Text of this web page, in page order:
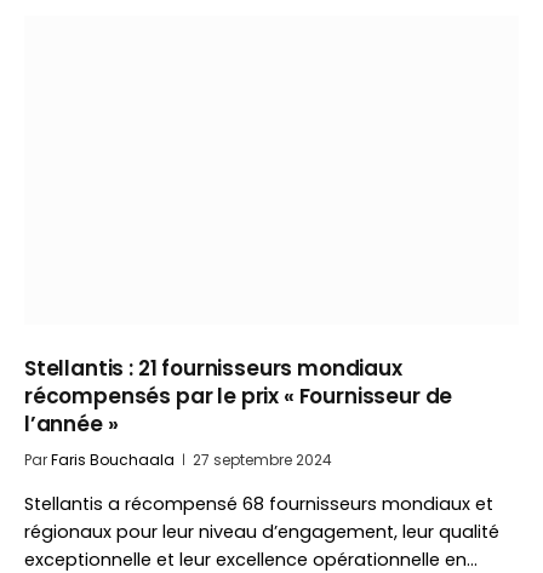
Stellantis : 21 fournisseurs mondiaux
récompensés par le prix « Fournisseur de
l’année »
ParFaris Bouchaala 27 septembre 2024
Stellantis a récompensé 68 fournisseurs mondiaux et
régionaux pour leur niveau d’engagement, leur qualité
exceptionnelle et leur excellence opérationnelle en…